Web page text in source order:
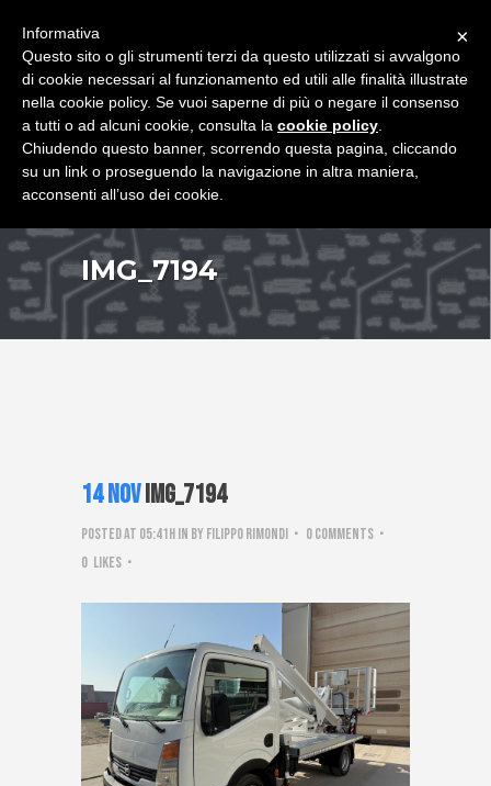
IMG_7194
14 NovIMG_7194
Posted at 05:41hin by Filippo Rimondi
0 Comments
0 Likes
×
Informativa
Questo sito o gli strumenti terzi da questo utilizzati si avvalgono
di cookie necessari al funzionamento ed utili alle finalità illustrate
nella cookie policy. Se vuoi saperne di più o negare il consenso
a tutti o ad alcuni cookie, consulta la cookie policy
Chiudendo questo banner, scorrendo questa pagina, cliccando
su un link o proseguendo la navigazione in altra maniera,
acconsenti all’uso dei cookie.